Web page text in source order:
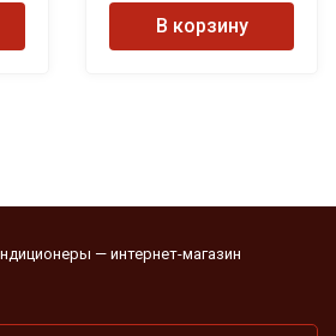
В корзину
— интернет-магазин